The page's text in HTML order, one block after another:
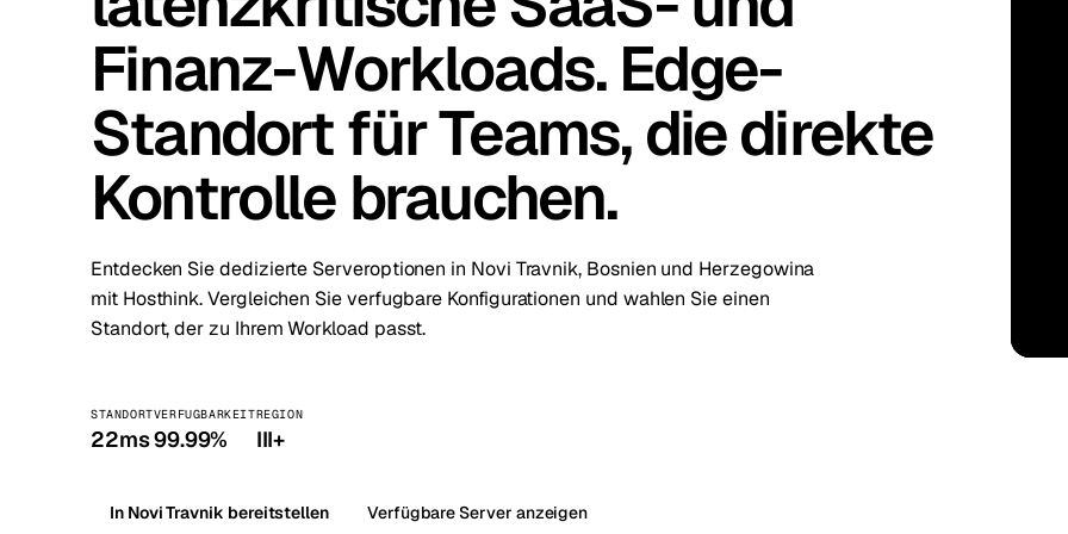
Stockholm Schweden
Warsaw Polen
Finanz-Workloads. Edge-
Standort für Teams, die direkte
Kontrolle brauchen.
Entdecken Sie dedizierte Serveroptionen in Novi Travnik, Bosnien und Herzegowina
mit Hosthink. Vergleichen Sie verfugbare Konfigurationen und wahlen Sie einen
Standort, der zu Ihrem Workload passt.
STANDORT
22ms
VERFUGBARKEIT
99.99%
REGION
III+
In Novi Travnik bereitstellen Verfügbare Server anzeigen